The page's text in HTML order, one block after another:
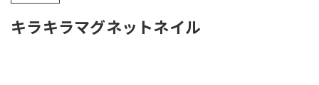
キラキラマグネットネイル